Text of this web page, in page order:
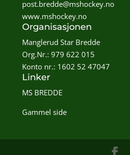
post.bredde@mshockey.no
www.mshockey.no
Organisasjonen
Manglerud Star Bredde
Org.Nr.: 979 622 015
Konto nr.: 1602 52 47047
Linker
MS BREDDE
Gammel side